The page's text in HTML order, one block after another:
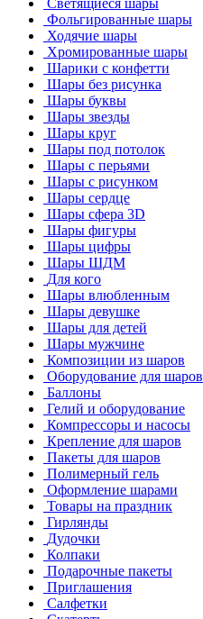
Фольгированные шары
Ходячие шары
Хромированные шары
Шарики с конфетти
Шары без рисунка
Шары буквы
Шары звезды
Шары круг
Шары под потолок
Шары с перьями
Шары с рисунком
Шары сердце
Шары сфера 3D
Шары фигуры
Шары цифры
Шары ШДМ
Для кого
Шары влюбленным
Шары девушке
Шары для детей
Шары мужчине
Композиции из шаров
Оборудование для шаров
Баллоны
Гелий и оборудование
Компрессоры и насосы
Крепление для шаров
Пакеты для шаров
Полимерный гель
Оформление шарами
Товары на праздник
Гирлянды
Дудочки
Колпаки
Подарочные пакеты
Приглашения
Салфетки